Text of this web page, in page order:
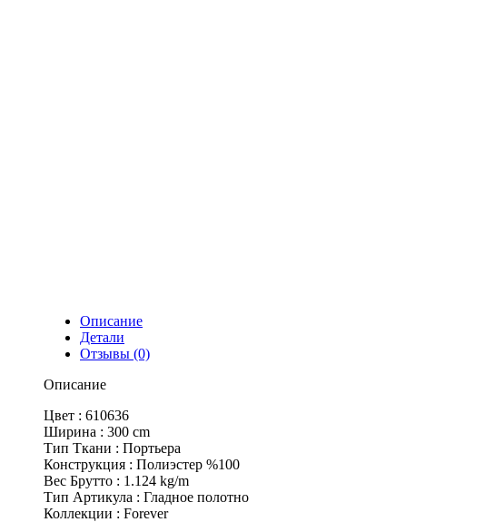
Описание
Детали
Отзывы (0)
Описание
Цвет : 610636
Ширина : 300 cm
Тип Ткани : Портьера
Конструкция : Полиэстер %100
Вес Брутто : 1.124 kg/m
Тип Артикула : Гладное полотно
Коллекции : Forever